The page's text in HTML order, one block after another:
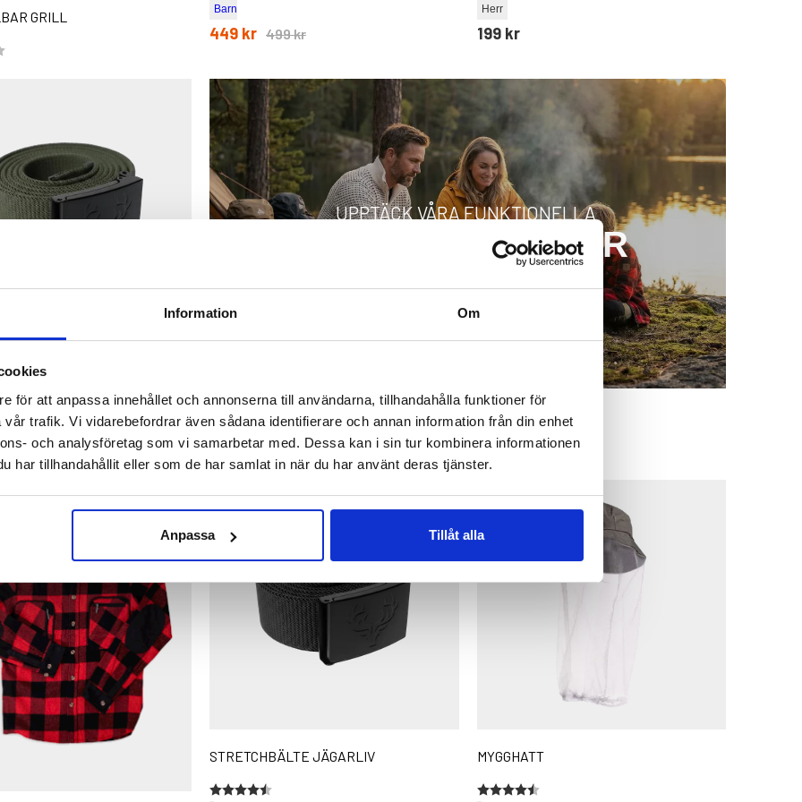
Information Om
för att anpassa innehållet och annonserna till användarna, tillhandahålla funktioner för
trafik. Vi vidarebefordrar även sådana identifierare och annan information från din enhet
och analysföretag som vi samarbetar med. Dessa kan i sin tur kombinera informationen
har tillhandahållit eller som de har samlat in när du har använt deras tjänster.
Anpassa Tillåt alla
GRILL
stjärnor
Barn
449 kr 499 kr
Herr
199 kr
UPPTÄCK VÅRA FUNKTIONELLA
FRILUFTSKLÄDER
STRETCHBÄLTE JÄGARLIV
Betyg:
4.4 utav 5 stjärnor
MYGGHATT
Betyg:
4.7 utav 5 stjärnor